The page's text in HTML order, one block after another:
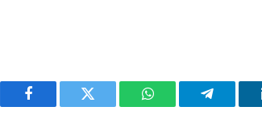
Facebook Twitter WhatsAppTelegram